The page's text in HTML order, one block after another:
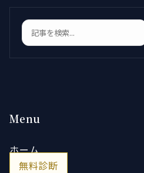
検索
Menu
ホーム
無料診断